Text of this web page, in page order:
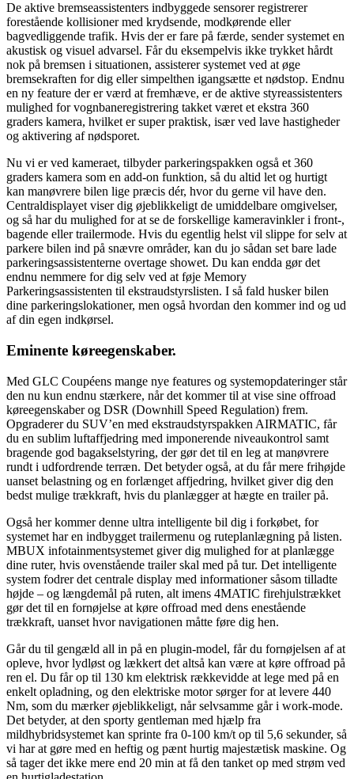
De aktive bremseassistenters indbyggede sensorer registrerer
forestående kollisioner med krydsende, modkørende eller
bagvedliggende trafik. Hvis der er fare på færde, sender systemet en
akustisk og visuel advarsel. Får du eksempelvis ikke trykket hårdt
nok på bremsen i situationen, assisterer systemet ved at øge
bremsekraften for dig eller simpelthen igangsætte et nødstop. Endnu
en ny feature der er værd at fremhæve, er de aktive styreassistenters
mulighed for vognbaneregistrering takket været et ekstra 360
graders kamera, hvilket er super praktisk, især ved lave hastigheder
og aktivering af nødsporet.
Nu vi er ved kameraet, tilbyder parkeringspakken også et 360
graders kamera som en add-on funktion, så du altid let og hurtigt
kan manøvrere bilen lige præcis dér, hvor du gerne vil have den.
Centraldisplayet viser dig øjeblikkeligt de umiddelbare omgivelser,
og så har du mulighed for at se de forskellige kameravinkler i front-,
bagende eller trailermode. Hvis du egentlig helst vil slippe for selv at
parkere bilen ind på snævre områder, kan du jo sådan set bare lade
parkeringsassistenterne overtage showet. Du kan endda gør det
endnu nemmere for dig selv ved at føje Memory
Parkeringsassistenten til ekstraudstyrslisten. I så fald husker bilen
dine parkeringslokationer, men også hvordan den kommer ind og ud
af din egen indkørsel.
Eminente køreegenskaber.
Med GLC Coupéens mange nye features og systemopdateringer står
den nu kun endnu stærkere, når det kommer til at vise sine offroad
køreegenskaber og DSR (Downhill Speed Regulation) frem.
Opgraderer du SUV’en med ekstraudstyrspakken AIRMATIC, får
du en sublim luftaffjedring med imponerende niveaukontrol samt
bragende god bagakselstyring, der gør det til en leg at manøvrere
rundt i udfordrende terræn. Det betyder også, at du får mere frihøjde
uanset belastning og en forlænget affjedring, hvilket giver dig den
bedst mulige trækkraft, hvis du planlægger at hægte en trailer på.
Også her kommer denne ultra intelligente bil dig i forkøbet, for
systemet har en indbygget trailermenu og ruteplanlægning på listen.
MBUX infotainmentsystemet giver dig mulighed for at planlægge
dine ruter, hvis ovenstående trailer skal med på tur. Det intelligente
system fodrer det centrale display med informationer såsom tilladte
højde – og længdemål på ruten, alt imens 4MATIC firehjulstrækket
gør det til en fornøjelse at køre offroad med dens enestående
trækkraft, uanset hvor navigationen måtte føre dig hen.
Går du til gengæld all in på en plugin-model, får du fornøjelsen af at
opleve, hvor lydløst og lækkert det altså kan være at køre offroad på
ren el. Du får op til 130 km elektrisk rækkevidde at lege med på en
enkelt opladning, og den elektriske motor sørger for at levere 440
Nm, som du mærker øjeblikkeligt, når selvsamme går i work-mode.
Det betyder, at den sporty gentleman med hjælp fra
mildhybridsystemet kan sprinte fra 0-100 km/t op til 5,6 sekunder, så
vi har at gøre med en heftig og pænt hurtig majestætisk maskine. Og
så tager det ikke mere end 20 min at få den tanket op med strøm ved